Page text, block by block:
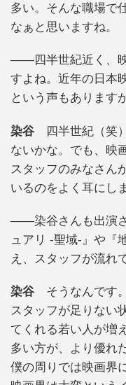
多い。そんな職場で
なぁと思いますね。
――四半世紀近く、
すよね。近年の日本
という声もあります
染谷 四半世紀（笑
ないかな。でも、映
スタッフのみなさん
いるのをよく耳にし
――染谷さんも出演
ュアリ -聖域-』や『
え、スタッフが流れ
染谷 そうなんです
スタッフが足りない
てくれる若い人が増
多い方が、より優れ
僕の周りでは映画界